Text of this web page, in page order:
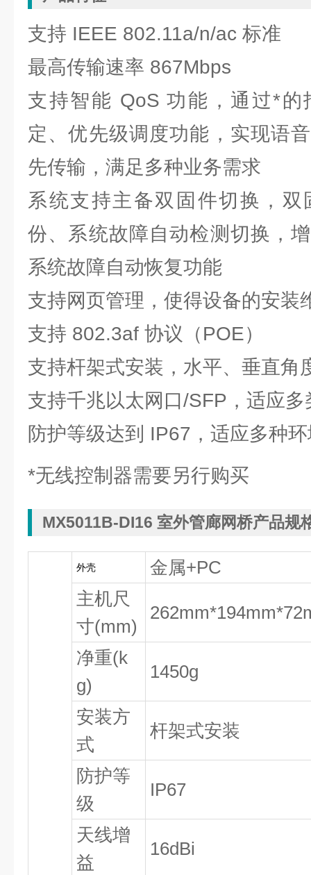
支持 IEEE 802.11a/n/ac 标准
最高传输速率 867Mbps
支持智能 QoS 功能，通过*的
定、优先级调度功能，实现语
先传输，满足多种业务需求
系统支持主备双固件切换，
份、系统故障自动检测切换，
系统故障自动恢复功能
支持网页管理，使得设备的安装
支持 802.3af 协议（POE）
支持杆架式安装，水平、垂直角
支持千兆以太网口/SFP，适应
防护等级达到 IP67，适应多种
*无线控制器需要另行购买
MX5011B-DI16 室外管廊网桥产品规
外壳
金属+PC
主机尺
寸(mm)
净重(k
g)
1450g
安装方
式
杆架式安装
防护等
级
IP67
天线增
益
16dBi